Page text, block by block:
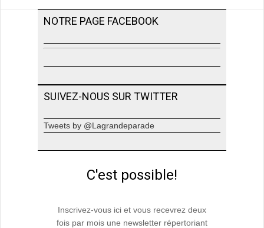
NOTRE PAGE FACEBOOK
SUIVEZ-NOUS SUR TWITTER
Tweets by @Lagrandeparade
C'est possible!
Inscrivez-vous ici et vous recevrez deux
fois par mois une newsletter répertoriant